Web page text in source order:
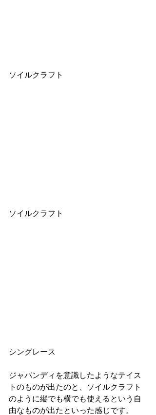
ソイルクラフト
ソイルクラフト
シングレース
ジャパンディを意識したようなテイス
トのものが出たのと、ソイルクラフト
のように縦でも横でも使えるという自
由なものが出たといった感じです。